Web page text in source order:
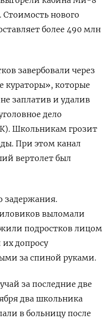
Стоимость нового
более 490 млн
завербовали через
кураторы», которые
заплатив и удалив
дело
Школьникам грозит
При этом канал
вертолет был
задержания.
выломали
подростков лицом
их допросу
за спиной руками.
за последние две
два школьника
в больницу после